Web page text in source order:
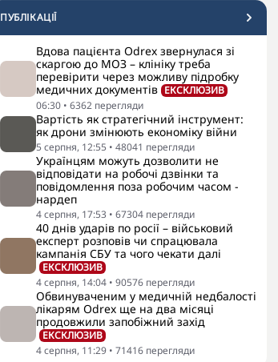
ПУБЛІКАЦІЇ
Вдова пацієнта Odrex звернулася зі
скаргою до МОЗ – клініку треба
перевірити через можливу підробку
медичних документів ЕКСКЛЮЗИВ
06:30 • 6362 перегляди
Вартість як стратегічний інструмент:
як дрони змінюють економіку війни
5 серпня, 12:55 • 48041 перегляди
Українцям можуть дозволити не
відповідати на робочі дзвінки та
повідомлення поза робочим часом -
нардеп
4 серпня, 17:53 • 67304 перегляди
40 днів ударів по росії – військовий
експерт розповів чи спрацювала
кампанія СБУ та чого чекати далі
ЕКСКЛЮЗИВ
4 серпня, 14:04 • 90576 перегляди
Обвинуваченим у медичній недбалості
лікарям Odrex ще на два місяці
продовжили запобіжний захід
ЕКСКЛЮЗИВ
4 серпня, 11:29 • 71416 перегляди